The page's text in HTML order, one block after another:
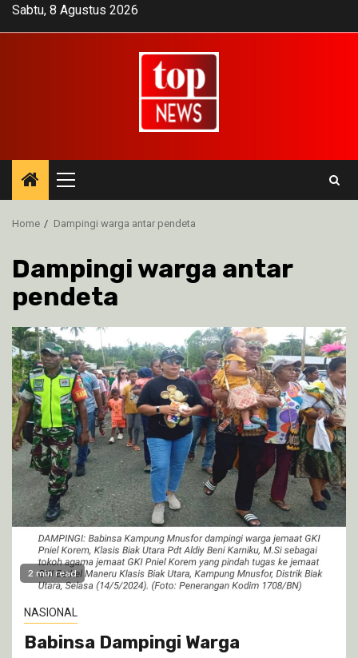
SkipSabtu, 8 Agustus 2026
Primary
Menu
Home Dampingi warga antar pendeta
Dampingi warga antar
pendeta
2 min read
NASIONAL
Babinsa Dampingi Warga